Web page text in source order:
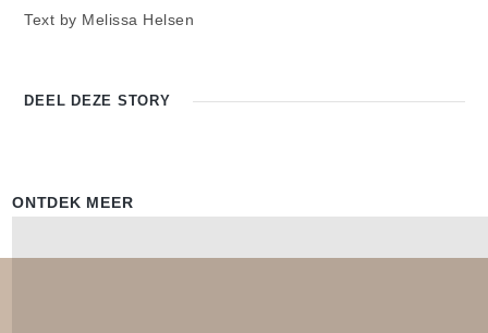
Text by Melissa Helsen
DEEL DEZE STORY
ONTDEK MEER